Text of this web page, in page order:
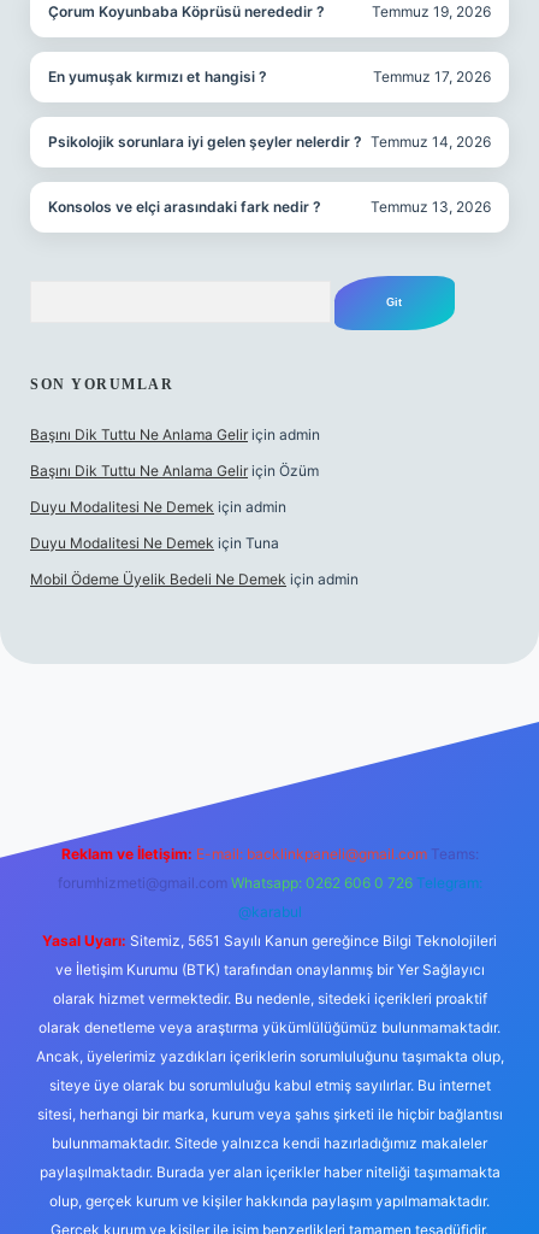
Çorum Koyunbaba Köprüsü nerededir ? Temmuz 19, 2026
En yumuşak kırmızı et hangisi ? Temmuz 17, 2026
Psikolojik sorunlara iyi gelen şeyler nelerdir ? Temmuz 14, 2026
Konsolos ve elçi arasındaki fark nedir ? Temmuz 13, 2026
SON YORUMLAR
Başını Dik Tuttu Ne Anlama Gelir için admin
Başını Dik Tuttu Ne Anlama Gelir için Özüm
Duyu Modalitesi Ne Demek için admin
Duyu Modalitesi Ne Demek için Tuna
Mobil Ödeme Üyelik Bedeli Ne Demek için admin
Reklam ve İletişim: E-mail: backlinkpaneli@gmail.com Teams:
forumhizmeti@gmail.com Whatsapp: 0262 606 0 726 Telegram:
@karabul
Yasal Uyarı: Sitemiz, 5651 Sayılı Kanun gereğince Bilgi Teknolojileri
ve İletişim Kurumu (BTK) tarafından onaylanmış bir Yer Sağlayıcı
olarak hizmet vermektedir. Bu nedenle, sitedeki içerikleri proaktif
olarak denetleme veya araştırma yükümlülüğümüz bulunmamaktadır.
Ancak, üyelerimiz yazdıkları içeriklerin sorumluluğunu taşımakta olup,
siteye üye olarak bu sorumluluğu kabul etmiş sayılırlar. Bu internet
sitesi, herhangi bir marka, kurum veya şahıs şirketi ile hiçbir bağlantısı
bulunmamaktadır. Sitede yalnızca kendi hazırladığımız makaleler
paylaşılmaktadır. Burada yer alan içerikler haber niteliği taşımamakta
olup, gerçek kurum ve kişiler hakkında paylaşım yapılmamaktadır.
Gerçek kurum ve kişiler ile isim benzerlikleri tamamen tesadüfidir.